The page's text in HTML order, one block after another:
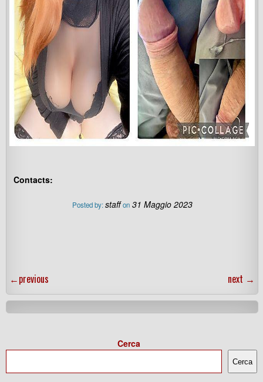
Contacts:
Posted by:staff on 31 Maggio 2023
←previous next →
Cerca
Cerca